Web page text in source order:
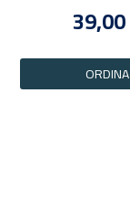
ORDINA